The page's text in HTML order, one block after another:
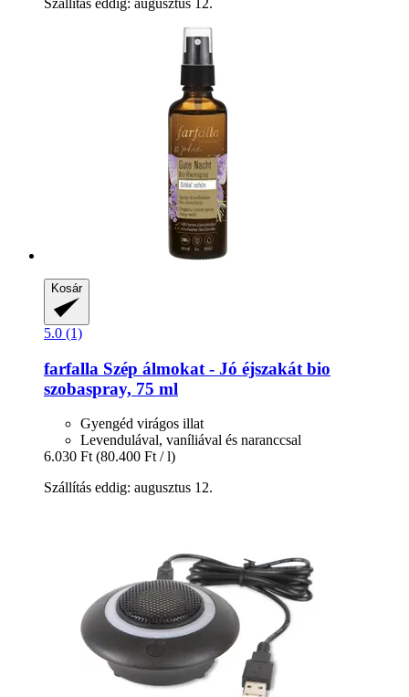
Szállítás eddig: augusztus 12.
Kosár
5.0 (1)
farfalla Szép álmokat -​ Jó éjszakát bio
szobaspray, 75 ml
Gyengéd virágos illat
Levendulával, vaníliával és naranccsal
6.030 Ft (80.400 Ft / l)
Szállítás eddig: augusztus 12.